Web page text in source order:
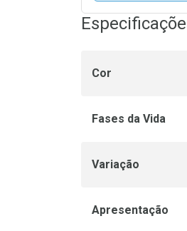
Cor
Fases da Vida
Variação
Apresentação